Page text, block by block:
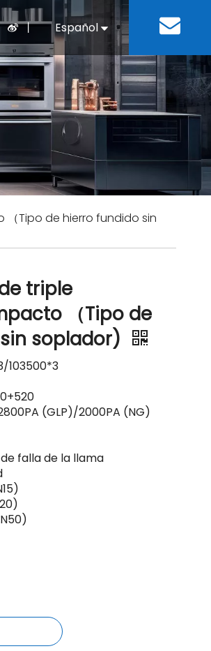
Equipos de refrigeración
Equipo para lavar platos
Residencias de
丨 Español
English
Tipo de hierro fundido sin
triple
（Tipo de
soplador)
103500*3
(GLP)/2000PA (NG)
falla de la llama